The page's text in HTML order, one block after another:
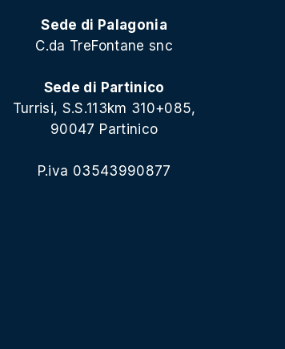
Sede di Palagonia
C.da TreFontane snc
Sede di Partinico
Turrisi, S.S.113km 310+085,
90047 Partinico
P.iva 03543990877